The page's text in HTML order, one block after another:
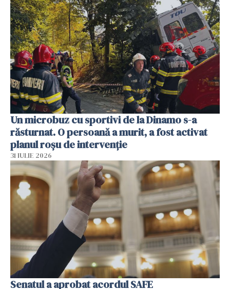
Un microbuz cu sportivi de la Dinamo s-a
răsturnat. O persoană a murit, a fost activat
planul roșu de intervenție
31 IULIE 2026
Senatul a aprobat acordul SAFE